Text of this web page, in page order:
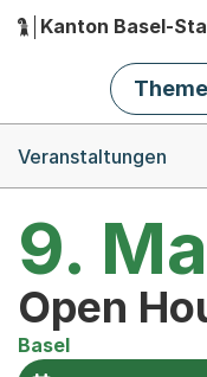
Hauptnavigation
Kanton Basel-
Veranstaltungen
Open
9.
Basel